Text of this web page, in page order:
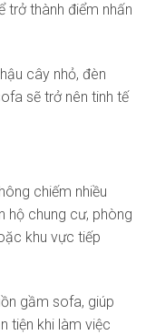
trở thành điểm nhấn
cây nhỏ, đèn
sẽ trở nên tinh tế
chiếm nhiều
hộ chung cư, phòng
khu vực tiếp
gầm sofa, giúp
tiện khi làm việc